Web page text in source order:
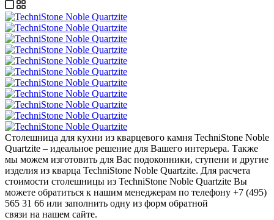
Столешница для кухни из кварцевого камня TechniStone Noble
Quartzite – идеальное решение для Вашего интерьера. Также
мы можем изготовить для Вас подоконники, ступени и другие
изделия из кварца TechniStone Noble Quartzite. Для расчета
стоимости столешницы из TechniStone Noble Quartzite Вы
можете обратиться к нашим менеджерам по телефону +7 (495)
565 31 66 или заполнить одну из форм обратной
связи на нашем сайте.